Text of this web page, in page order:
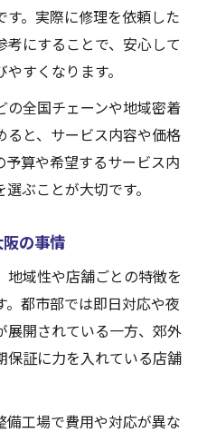
す。実際に修理を依頼した
考にすることで、安心して
すくなります。
の全国チェーンや地域密着
ると、サービス内容や価格
算や希望するサービス内
ぶことが大切です。
の事情
地域性や店舗ごとの特徴を
都市部では即日対応や夜
展開されている一方、郊外
保証に力を入れている店舗
備工場で費用や対応が異な